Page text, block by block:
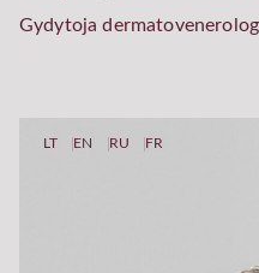
Gydytoja
LT EN RU FR